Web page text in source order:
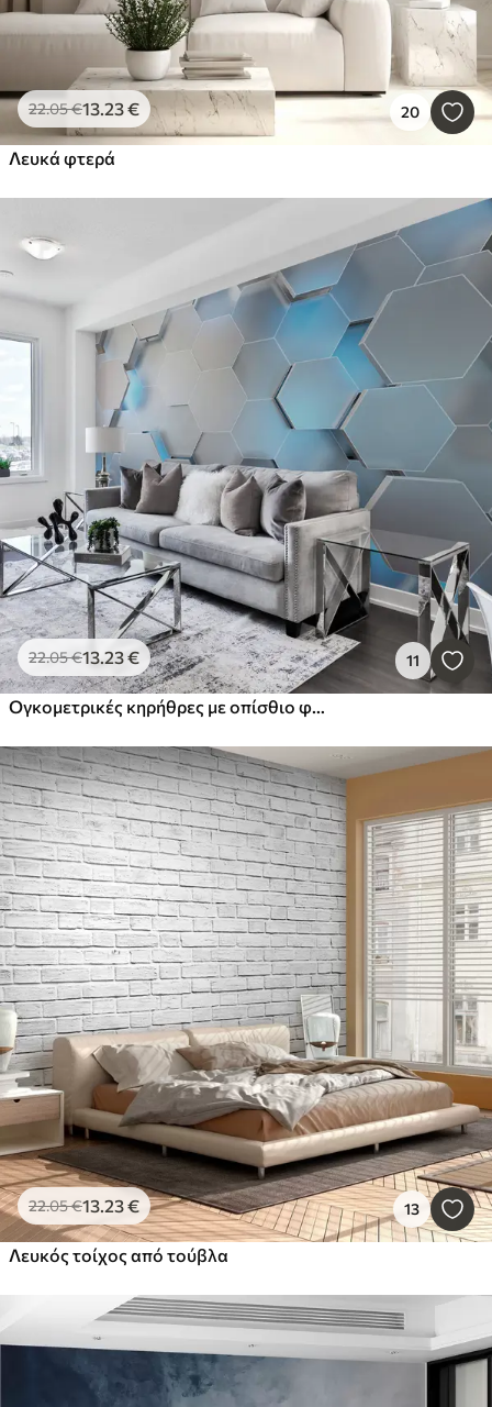
22.05€13.23€ 20
Λευκά φτερά
22.05€13.23€ 11
Ογκομετρικές κηρήθρες με οπίσθιο φωτισμό
22.05€13.23€ 13
Λευκός τοίχος από τούβλα